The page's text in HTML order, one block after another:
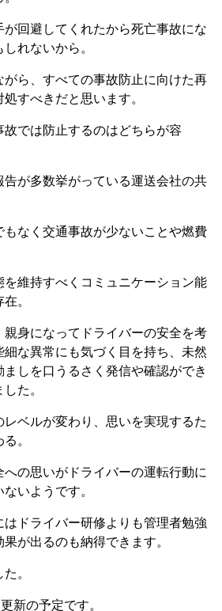
回避してくれたから死亡事故にな
れないから。
ら、すべての事故防止に向けた再
すべきだと思います。
故では防止するのはどちらが容
が多数挙がっている運送会社の共
なく交通事故が少ないことや燃費
維持すべくコミュニケーション能
。
身になってドライバーの安全を考
細な異常にも気づく目を持ち、未然
しを口うるさく発信や確認ができ
た。
ベルが変わり、思いを実現するた
。
の思いがドライバーの運転行動に
いようです。
ドライバー研修よりも管理者勉強
が出るのも納得できます。
。
新の予定です。